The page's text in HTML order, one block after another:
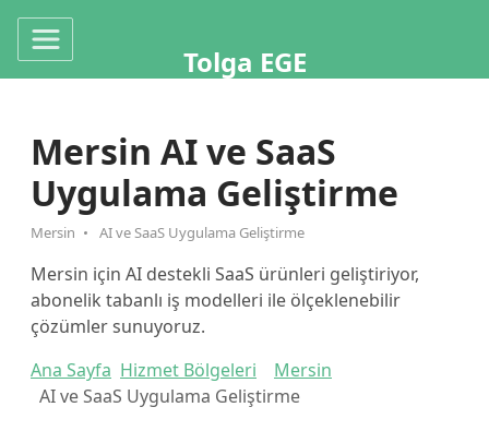
Tolga EGE
Mersin AI ve SaaS
Uygulama Geliştirme
Mersin AI ve SaaS Uygulama Geliştirme
Mersin için AI destekli SaaS ürünleri geliştiriyor,
abonelik tabanlı iş modelleri ile ölçeklenebilir
çözümler sunuyoruz.
Ana Sayfa Hizmet Bölgeleri
Mersin
AI ve SaaS Uygulama Geliştirme